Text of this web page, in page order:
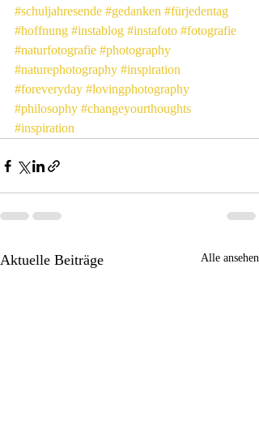
#schuljahresende #gedanken #fürjedentag
#hoffnung #instablog #instafoto #fotografie
#naturfotografie #photography
#naturephotography #inspiration
#foreveryday #lovingphotography
#philosophy #changeyourthoughts
#inspiration
Aktuelle Beiträge Alle ansehen